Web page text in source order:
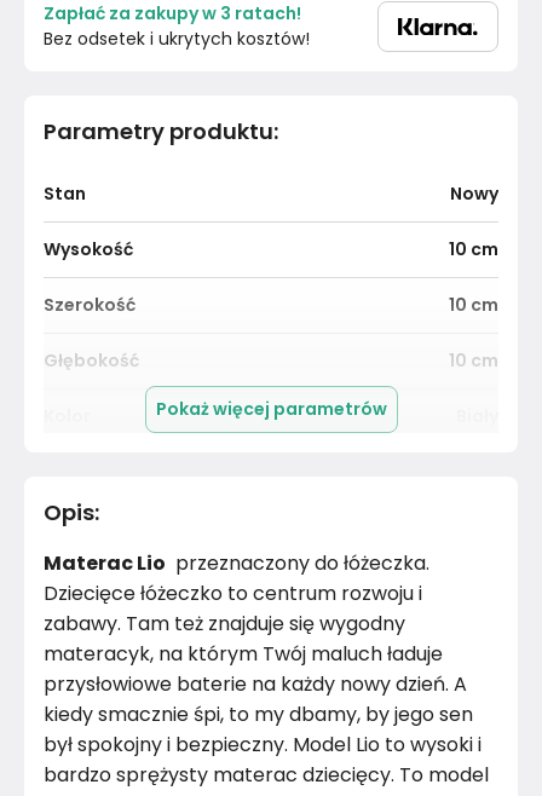
Parametry produktu:
Stan Nowy
Wysokość 10 cm
Szerokość 10 cm
Głębokość 10 cm
Konstrukcja materaca
Materiał pokrowca Dzianina
Biele kremy
Marka Janpol
Montaż Złożony
Pokaż więcej parametrów
Opis:
Materac Lio przeznaczony do łóżeczka.
Dziecięce łóżeczko to centrum rozwoju i
zabawy. Tam też znajduje się wygodny
materacyk, na którym Twój maluch ładuje
przysłowiowe baterie na każdy nowy dzień. A
kiedy smacznie śpi, to my dbamy, by jego sen
był spokojny i bezpieczny. Model Lio to wysoki i
bardzo sprężysty materac dziecięcy. To model
Zapłać za zakupy w 3 ratach!
Bez odsetek i ukrytych kosztów!